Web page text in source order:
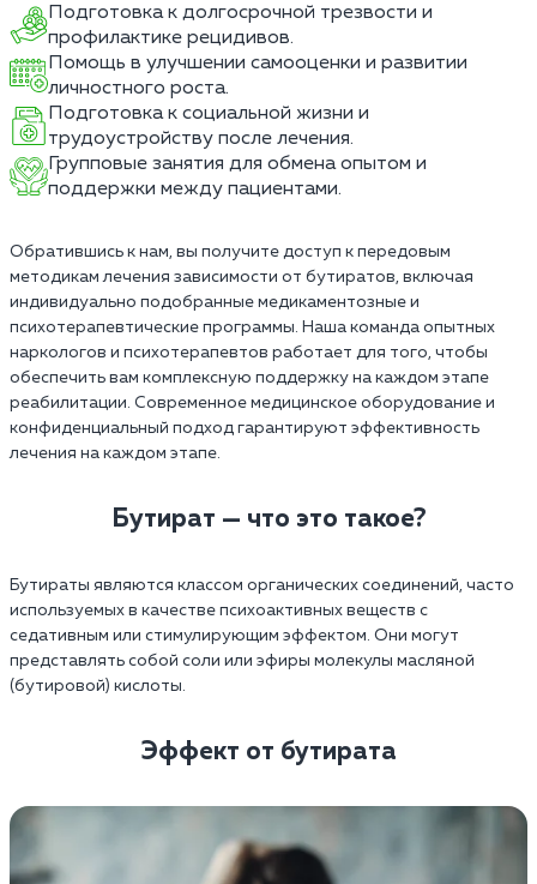
Подготовка к долгосрочной трезвости и
профилактике рецидивов.
Помощь в улучшении самооценки и развитии
личностного роста.
Подготовка к социальной жизни и
трудоустройству после лечения.
Групповые занятия для обмена опытом и
поддержки между пациентами.
Обратившись к нам, вы получите доступ к передовым
методикам лечения зависимости от бутиратов, включая
индивидуально подобранные медикаментозные и
психотерапевтические программы. Наша команда опытных
наркологов и психотерапевтов работает для того, чтобы
обеспечить вам комплексную поддержку на каждом этапе
реабилитации. Современное медицинское оборудование и
конфиденциальный подход гарантируют эффективность
лечения на каждом этапе.
Бутират — что это такое?
Бутираты являются классом органических соединений, часто
используемых в качестве психоактивных веществ с
седативным или стимулирующим эффектом. Они могут
представлять собой соли или эфиры молекулы масляной
(бутировой) кислоты.
Эффект от бутирата